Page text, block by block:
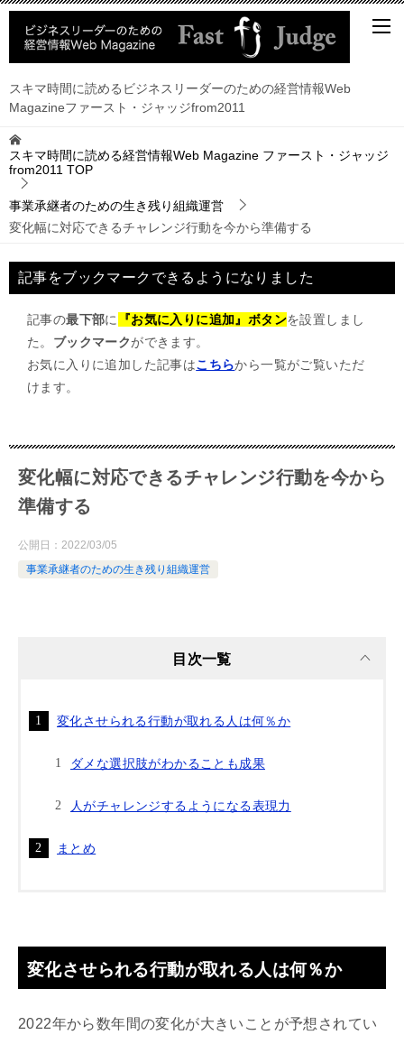
スキマ時間に読めるビジネスリーダーのための経営情報Web
Magazineファースト・ジャッジfrom2011
スキマ時間に読める経営情報Web Magazine ファースト・ジャッジ
from2011 TOP
事業承継者のための生き残り組織運営
変化幅に対応できるチャレンジ行動を今から準備する
記事をブックマークできるようになりました
記事の最下部に 『お気に入りに追加』ボタンを設置しまし
た。 ブックマークができます。
お気に入りに追加した記事はこちらから一覧がご覧いただ
けます。
変化幅に対応できるチャレンジ行動を今から
準備する
公開日： 2022/03/05
事業承継者のための生き残り組織運営
目次一覧
変化させられる行動が取れる人は何％か
ダメな選択肢がわかることも成果
人がチャレンジするようになる表現力
まとめ
変化させられる行動が取れる人は何％か
2022年から数年間の変化が大きいことが予想されてい